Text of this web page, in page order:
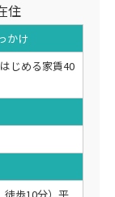
住
かけ
じめる家賃40